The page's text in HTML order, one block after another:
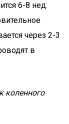
6-8 нед.
через 2-3
в
коленного